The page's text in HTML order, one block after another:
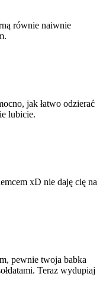
równie naiwnie
jak łatwo odzierać
lubicie.
xD nie daję cię na
pewnie twoja babka
Teraz wydupiaj